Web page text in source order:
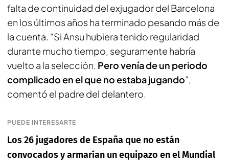
falta de continuidad del exjugador del Barcelona
en los últimos años ha terminado pesando más de
la cuenta. “Si Ansu hubiera tenido regularidad
durante mucho tiempo, seguramente habría
vuelto a la selección. Pero venía de un periodo
complicado en el que no estaba jugando”,
comentó el padre del delantero.
PUEDE INTERESARTE
Los 26 jugadores de España que no están
convocados y armarían un equipazo en el Mundial